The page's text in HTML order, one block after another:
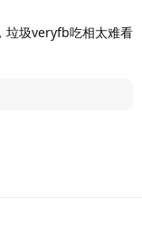
垃圾veryfb吃相太难看